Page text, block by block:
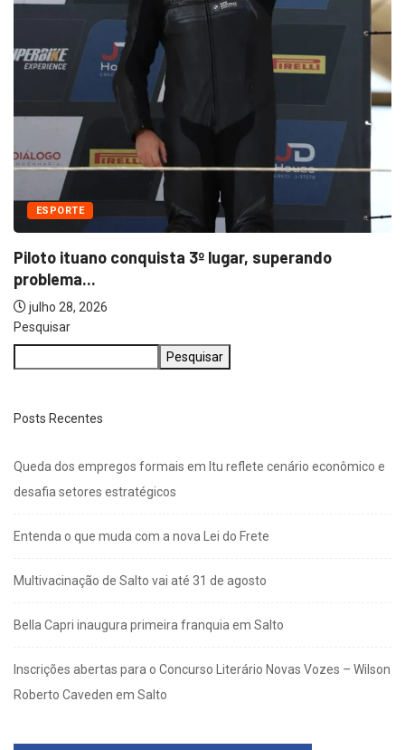
ESPORTE
Piloto ituano conquista 3º lugar, superando
problema...
julho 28, 2026
Pesquisar
Pesquisar
Posts Recentes
Queda dos empregos formais em Itu reflete cenário econômico e
desafia setores estratégicos
Entenda o que muda com a nova Lei do Frete
Multivacinação de Salto vai até 31 de agosto
Bella Capri inaugura primeira franquia em Salto
Inscrições abertas para o Concurso Literário Novas Vozes – Wilson
Roberto Caveden em Salto